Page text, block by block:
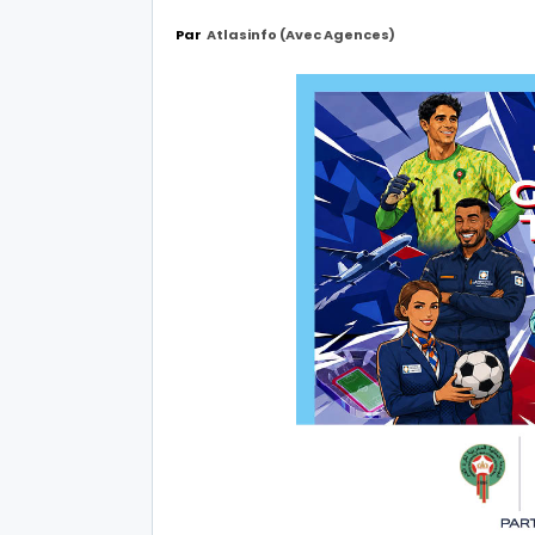
Par Atlasinfo (avec Agences)